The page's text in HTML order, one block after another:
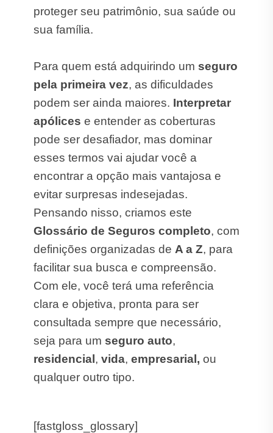
proteger seu patrimônio, sua saúde ou
sua família.
Para quem está adquirindo um seguro
pela primeira vez, as dificuldades
podem ser ainda maiores. Interpretar
apólices e entender as coberturas
pode ser desafiador, mas dominar
esses termos vai ajudar você a
encontrar a opção mais vantajosa e
evitar surpresas indesejadas.
Pensando nisso, criamos este
Glossário de Seguros completo, com
definições organizadas de A a Z, para
facilitar sua busca e compreensão.
Com ele, você terá uma referência
clara e objetiva, pronta para ser
consultada sempre que necessário,
seja para um seguro auto,
residencial , vida, empresarial, ou
qualquer outro tipo.
[fastgloss_glossary]